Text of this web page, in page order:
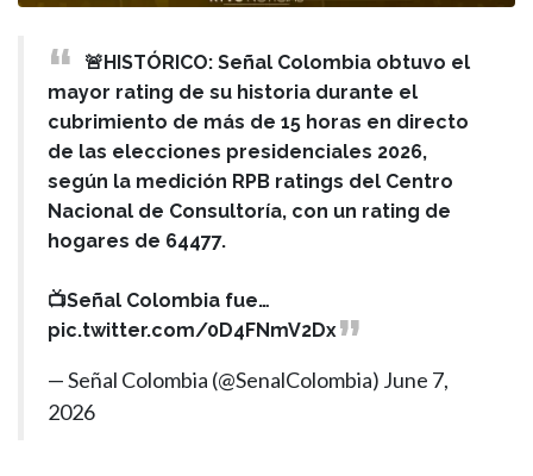
🚨HISTÓRICO: Señal Colombia obtuvo el
mayor rating de su historia durante el
cubrimiento de más de 15 horas en directo
de las elecciones presidenciales 2026,
según la medición RPB ratings del Centro
Nacional de Consultoría, con un rating de
hogares de 64477.
📺Señal Colombia fue…
pic.twitter.com/0D4FNmV2Dx
— Señal Colombia (@SenalColombia) June 7,
2026